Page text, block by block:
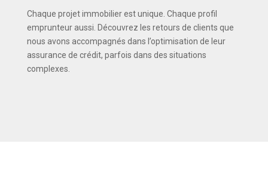
Chaque projet immobilier est unique. Chaque profil
emprunteur aussi. Découvrez les retours de clients que
nous avons accompagnés dans l’optimisation de leur
assurance de crédit, parfois dans des situations
complexes.